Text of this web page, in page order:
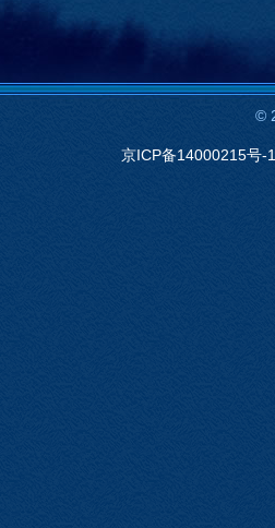
©
京ICP备14000215号-1